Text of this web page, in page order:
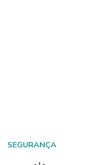
SEGURANÇA